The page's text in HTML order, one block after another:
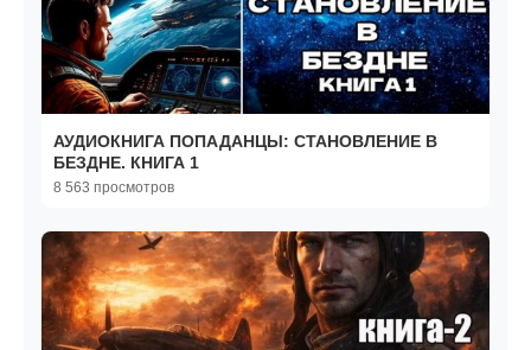
АУДИОКНИГА ПОПАДАНЦЫ: СТАНОВЛЕНИЕ В
БЕЗДНЕ. КНИГА 1
8 563 просмотров